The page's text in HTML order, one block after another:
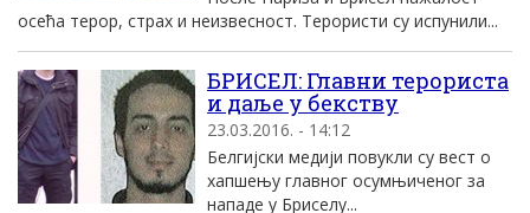
осећа терор, страх и неизвесност. Терористи су испунили...
БРИСЕЛ: Главни терориста
и даље у бекству
23.03.2016. - 14:12
Белгијски медији повукли су вест о
хапшењу главног осумњиченог за
нападе у Бриселу...